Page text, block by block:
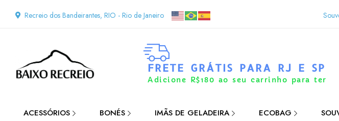
Recreio dos Bandeirantes, RIO - Rio de Janeiro
FRETE GRÁTIS PARA RJ E SP
Adicione R$180 ao seu carrinho para ter
ACESSÓRIOS BONÉS IMÃS DE GELADEIRA ECOBAG